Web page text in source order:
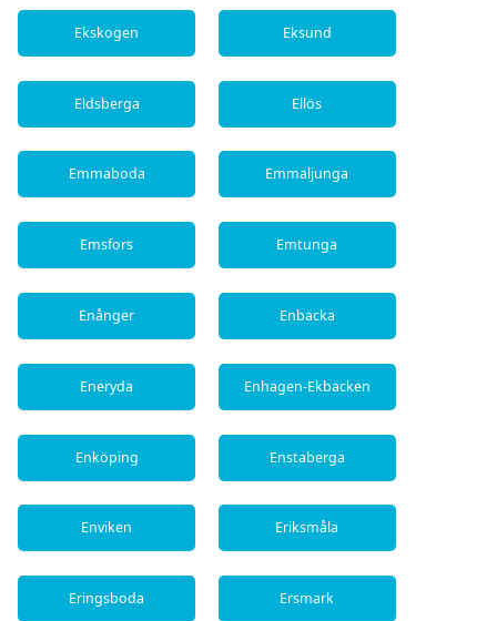
Ekskogen Eksund
Eldsberga Ellös
Emmaboda Emmaljunga
Emsfors Emtunga
Enånger Enbacka
Eneryda Enhagen-Ekbacken
Enköping Enstaberga
Enviken Eriksmåla
Eringsboda Ersmark